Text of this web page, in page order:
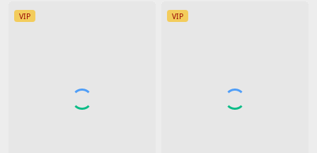
VIP VIP